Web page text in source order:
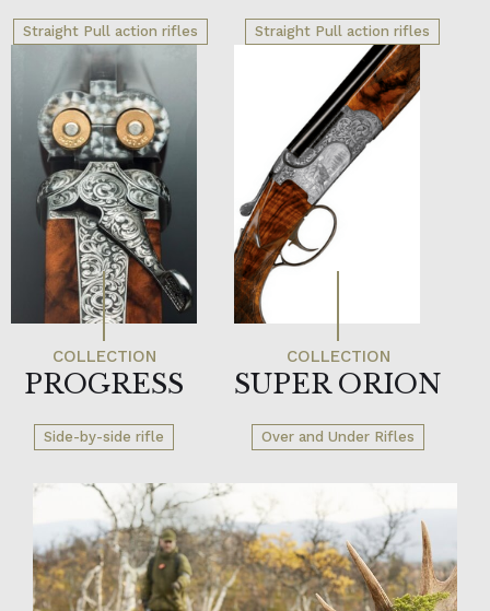
Straight Pull action rifles Straight Pull action rifles
PROGRESS
Side-by-side rifle
SUPER ORION
Over and Under Rifles